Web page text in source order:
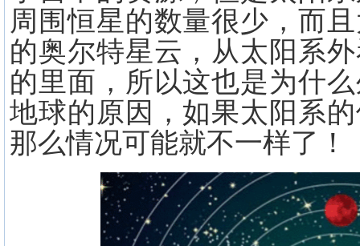
周围恒星的数量很少，而
的奥尔特星云，从太阳系
的里面，所以这也是为什
地球的原因，如果太阳系
那么情况可能就不一样了！